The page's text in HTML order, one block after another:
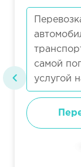
самой
услугой